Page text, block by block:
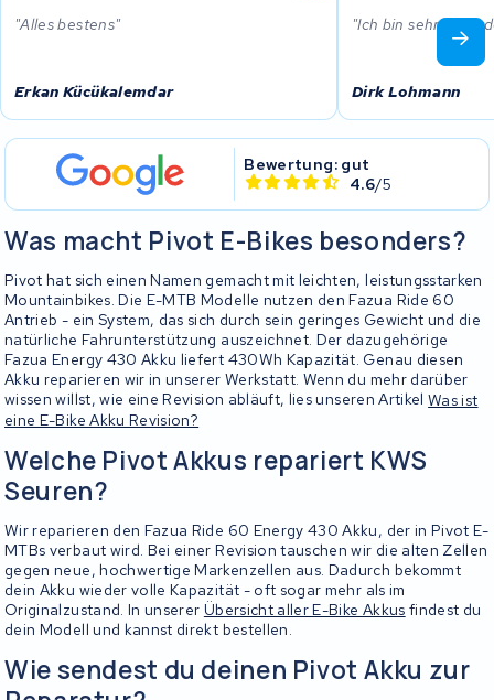
Alles bestens
Erkan Kücükalemdar
Ich bin sehr
Dirk Lohmann
Bewertung: gut
4.6/5
Was macht Pivot E-Bikes besonders?
Pivot hat sich einen Namen gemacht mit leichten, leistungsstarken
Mountainbikes. Die E-MTB Modelle nutzen den Fazua Ride 60
Antrieb - ein System, das sich durch sein geringes Gewicht und die
natürliche Fahrunterstützung auszeichnet. Der dazugehörige
Fazua Energy 430 Akku liefert 430Wh Kapazität. Genau diesen
Akku reparieren wir in unserer Werkstatt. Wenn du mehr darüber
wissen willst, wie eine Revision abläuft, lies unseren ArtikelWas ist
eine E-Bike Akku Revision?
Welche Pivot Akkus repariert KWS
Seuren?
Wir reparieren den Fazua Ride 60 Energy 430 Akku, der in Pivot E-
MTBs verbaut wird. Bei einer Revision tauschen wir die alten Zellen
gegen neue, hochwertige Markenzellen aus. Dadurch bekommt
dein Akku wieder volle Kapazität - oft sogar mehr als im
Originalzustand. In unserer Übersicht aller E-Bike Akkus findest du
dein Modell und kannst direkt bestellen.
Wie sendest du deinen Pivot Akku zur